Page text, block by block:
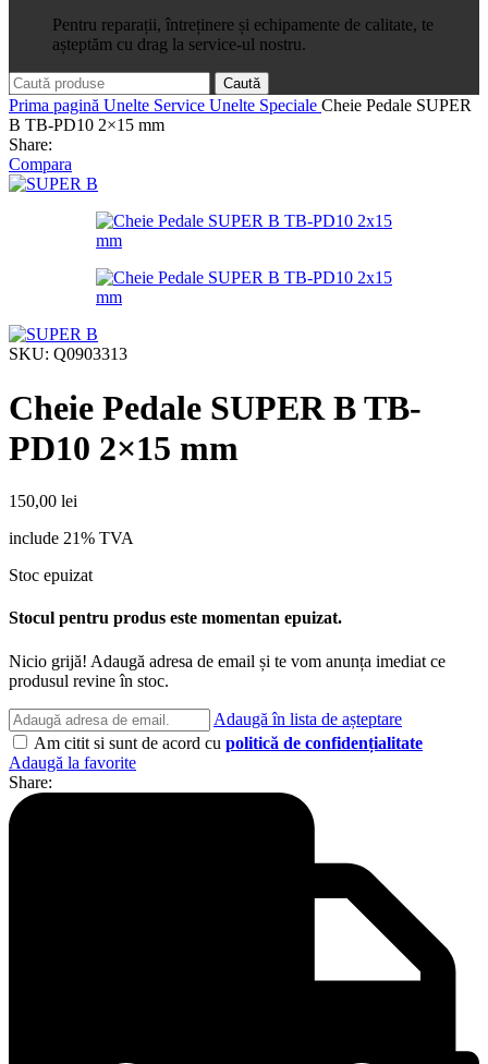
Pentru reparații, întreținere și echipamente de calitate, te
așteptăm cu drag la service-ul nostru.
Caută
Prima pagină Unelte Service Unelte Speciale Cheie Pedale SUPER
B TB-PD10 2×15 mm
Share:
Compara
SKU: Q0903313
Cheie Pedale SUPER B TB-
PD10 2×15 mm
150,00 lei
include 21% TVA
Stoc epuizat
Stocul pentru produs este momentan epuizat.
Nicio grijă! Adaugă adresa de email și te vom anunța imediat ce
produsul revine în stoc.
Adaugă în lista de așteptare
Am citit si sunt de acord cu politică de confidențialitate
Adaugă la favorite
Share: